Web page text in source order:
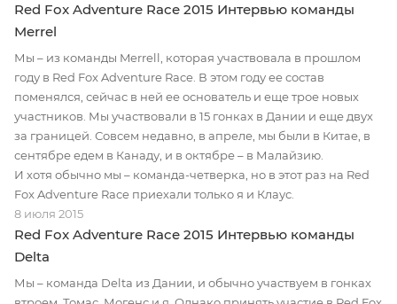
Red Fox Adventure Race 2015 Интервью команды
Merrel
Мы – из команды Merrell, которая участвовала в прошлом
году в Red Fox Adventure Race. В этом году ее состав
поменялся, сейчас в ней ее основатель и еще трое новых
участников. Мы участвовали в 15 гонках в Дании и еще двух
за границей. Совсем недавно, в апреле, мы были в Китае, в
сентябре едем в Канаду, и в октябре – в Малайзию.
И хотя обычно мы – команда-четверка, но в этот раз на Red
Fox Adventure Race приехали только я и Клаус.
8 июля 2015
Red Fox Adventure Race 2015 Интервью команды
Delta
Мы – команда Delta из Дании, и обычно участвуем в гонках